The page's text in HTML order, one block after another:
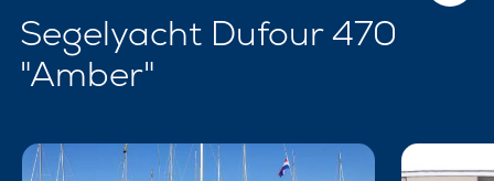
Segelyacht Dufour 470
"Amber"